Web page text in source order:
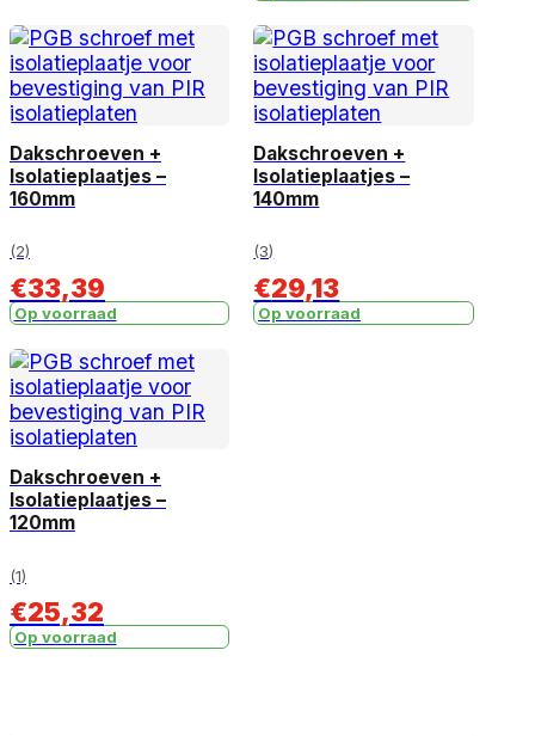
Dakschroeven +
Isolatieplaatjes –
160mm
(2)
€33,39
Op voorraad
Dakschroeven +
Isolatieplaatjes –
140mm
(3)
€29,13
Op voorraad
Dakschroeven +
Isolatieplaatjes –
120mm
(1)
€25,32
Op voorraad